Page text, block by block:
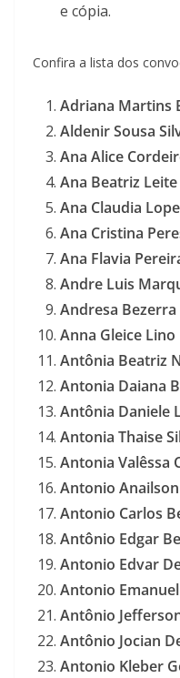
e cópia.
Confira a lista dos
Adriana Martins
Aldenir Sousa
Ana Alice
Ana Beatriz Leite
Ana Claudia
Ana Cristina
Ana Flavia
Andre Luis
Andresa
Anna Gleice Lino
Antônia Beatriz
Antonia Daiana
Antônia Daniele
Antonia Thaise
Antonia Valêssa
Antonio
Antonio Carlos
Antônio Edgar
Antonio Edvar
Antonio
Antônio
Antônio Jocian
Antonio Kleber